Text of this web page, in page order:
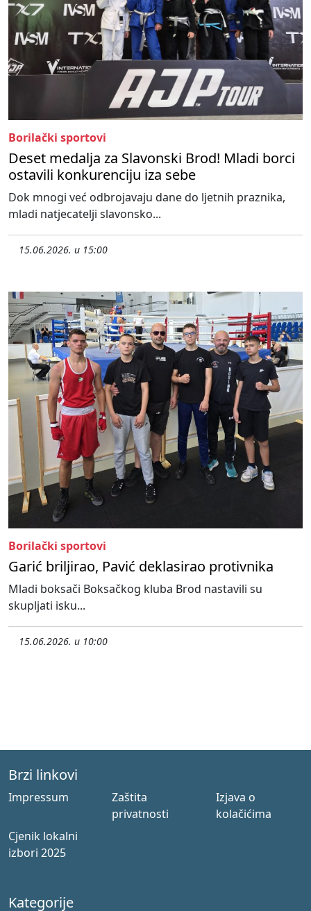
Borilački sportovi
Deset medalja za Slavonski Brod! Mladi borci
ostavili konkurenciju iza sebe
Dok mnogi već odbrojavaju dane do ljetnih praznika,
mladi natjecatelji slavonsko...
15.06.2026. u 15:00
Borilački sportovi
Garić briljirao, Pavić deklasirao protivnika
Mladi boksači Boksačkog kluba Brod nastavili su
skupljati isku...
15.06.2026. u 10:00
Brzi linkovi
Impressum
Zaštita
privatnosti
Izjava o
kolačićima
Cjenik lokalni
izbori 2025
Kategorije